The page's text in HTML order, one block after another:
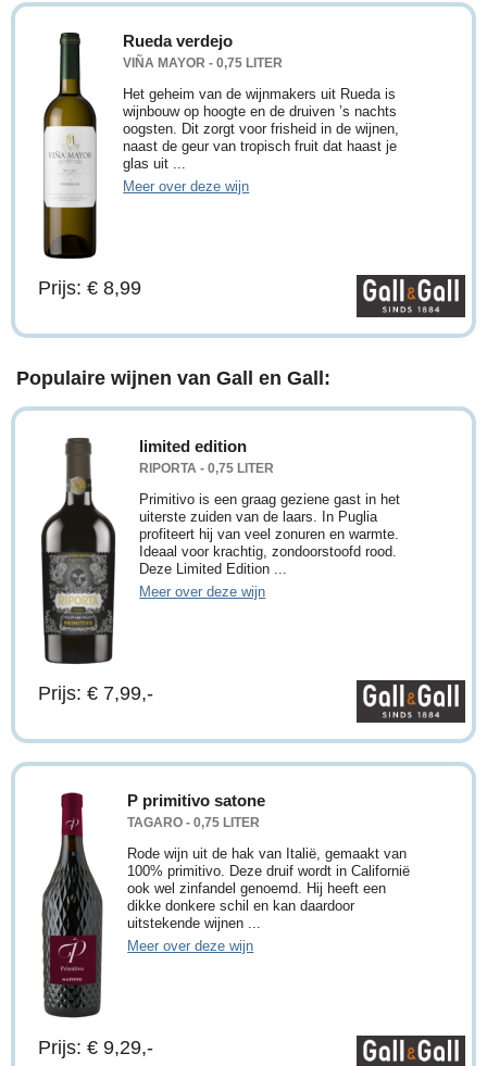
Rueda verdejo
VIÑA MAYOR - 0,75 LITER
Het geheim van de wijnmakers uit Rueda is
wijnbouw op hoogte en de druiven ’s nachts
oogsten. Dit zorgt voor frisheid in de wijnen,
naast de geur van tropisch fruit dat haast je
glas uit ...
Meer over deze wijn
Prijs: € 8,99
Populaire wijnen van Gall en Gall:
limited edition
RIPORTA - 0,75 LITER
Primitivo is een graag geziene gast in het
uiterste zuiden van de laars. In Puglia
profiteert hij van veel zonuren en warmte.
Ideaal voor krachtig, zondoorstoofd rood.
Deze Limited Edition ...
Meer over deze wijn
Prijs: € 7,99,-
P primitivo satone
TAGARO - 0,75 LITER
Rode wijn uit de hak van Italië, gemaakt van
100% primitivo. Deze druif wordt in Californië
ook wel zinfandel genoemd. Hij heeft een
dikke donkere schil en kan daardoor
uitstekende wijnen ...
Meer over deze wijn
Prijs: € 9,29,-